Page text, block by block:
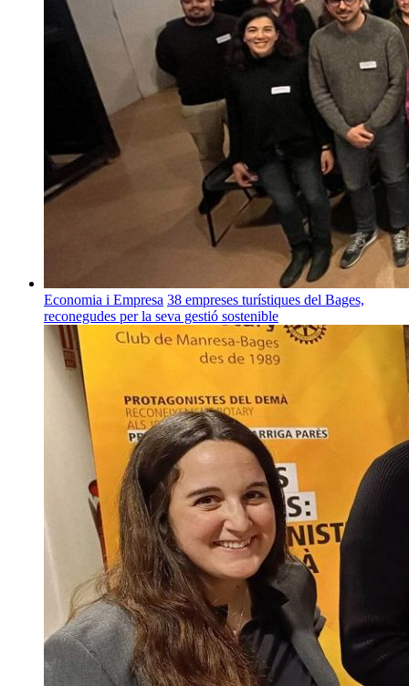
Economia i Empresa 38 empreses turístiques del Bages,
reconegudes per la seva gestió sostenible